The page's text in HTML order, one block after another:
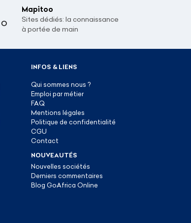
Mapitoo
Sites dédiés: la connaissance
à portée de main
INFOS & LIENS
Qui sommes nous ?
Emploi par métier
FAQ
Mentions légales
Politique de confidentialité
CGU
Contact
NOUVEAUTÉS
Nouvelles sociétés
Derniers commentaires
Blog GoAfrica Online